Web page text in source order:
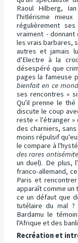
Raoul Hilberg,
l'hitlérisme
régulièrement
vraiment - donnant
les vrais barbares,
autres et jamais
d'Electre à la
désespéré que
pages la fameuse
bienfait en ce
ses rencontres «
Qu'il prenne le
discute le coup
reste « l'étranger »
des charniers,
moins répulsif
le compare à
des rares
un duel). De plus,
franco-allemand,
Paris et
apparaît comme un
ce un défaut que
tutélaire du mal
Bardamu le
l'Afrique et des
Recréation et